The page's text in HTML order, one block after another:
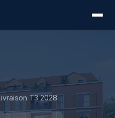
T3 2028